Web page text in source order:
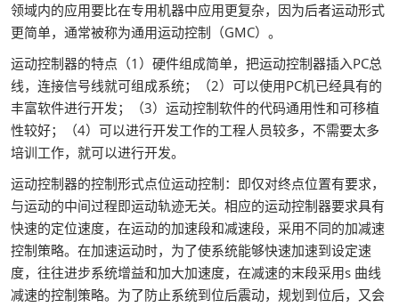
领域内的应用要比在专用机器中应用更复杂，因为后者运动形式
更简单，通常被称为通用运动控制（GMC）。
运动控制器的特点（1）硬件组成简单，把运动控制器插入PC总
线，连接信号线就可组成系统；（2）可以使用PC机已经具有的
丰富软件进行开发；（3）运动控制软件的代码通用性和可移植
性较好；（4）可以进行开发工作的工程人员较多，不需要太多
培训工作，就可以进行开发。
运动控制器的控制形式点位运动控制：即仅对终点位置有要求，
与运动的中间过程即运动轨迹无关。相应的运动控制器要求具有
快速的定位速度，在运动的加速段和减速段，采用不同的加减速
控制策略。在加速运动时，为了使系统能够快速加速到设定速
度，往往进步系统增益和加大加速度，在减速的末段采用s 曲线
减速的控制策略。为了防止系统到位后震动，规划到位后，又会